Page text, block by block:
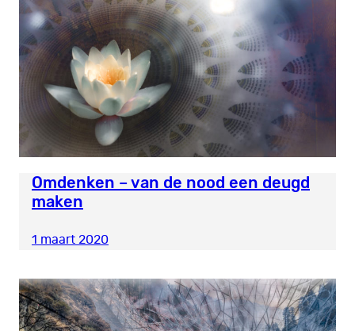
Omdenken – van de nood een deugd
maken
1 maart 2020